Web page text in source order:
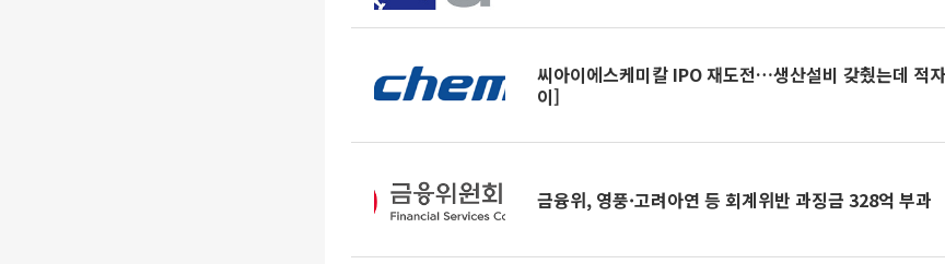
씨아이에스케미칼 IPO 재도전…생산설비 갖췄는데 적
이]
금융위, 영풍·고려아연 등 회계위반 과징금 328억 부과